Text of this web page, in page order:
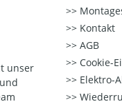
unser
Kontakt
AGB
Cookie-
Elektro-